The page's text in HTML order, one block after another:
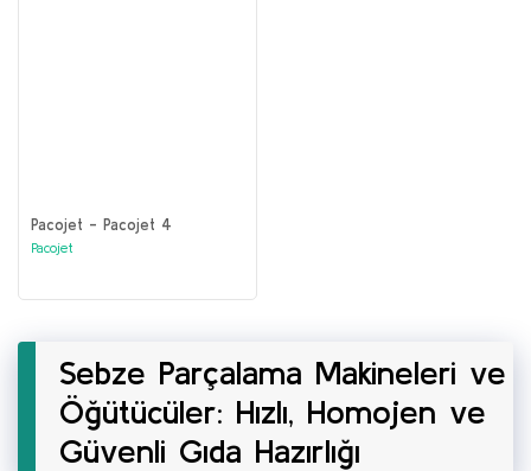
Pacojet - Pacojet 4
Pacojet
Sebze Parçalama Makineleri ve
Öğütücüler: Hızlı, Homojen ve
Güvenli Gıda Hazırlığı